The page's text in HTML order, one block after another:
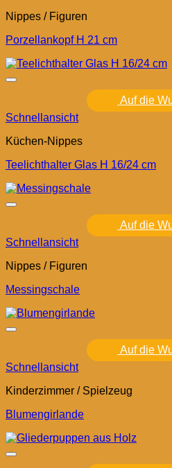
Nippes / Figuren
Porzellankopf H 21 cm
Auf die
Schnellansicht
Küchen-Nippes
Teelichthalter Glas H 16/24 cm
Auf die
Schnellansicht
Nippes / Figuren
Messingschale
Auf die
Schnellansicht
Kinderzimmer / Spielzeug
Blumengirlande